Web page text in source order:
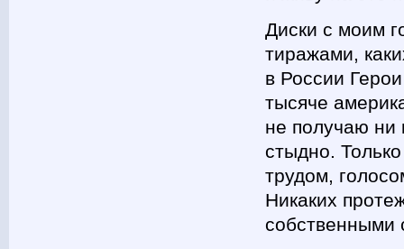
Диски с моим
тиражами,
в России
тысяче
не получаю ни
стыдно.
трудом,
Никаких
собственными